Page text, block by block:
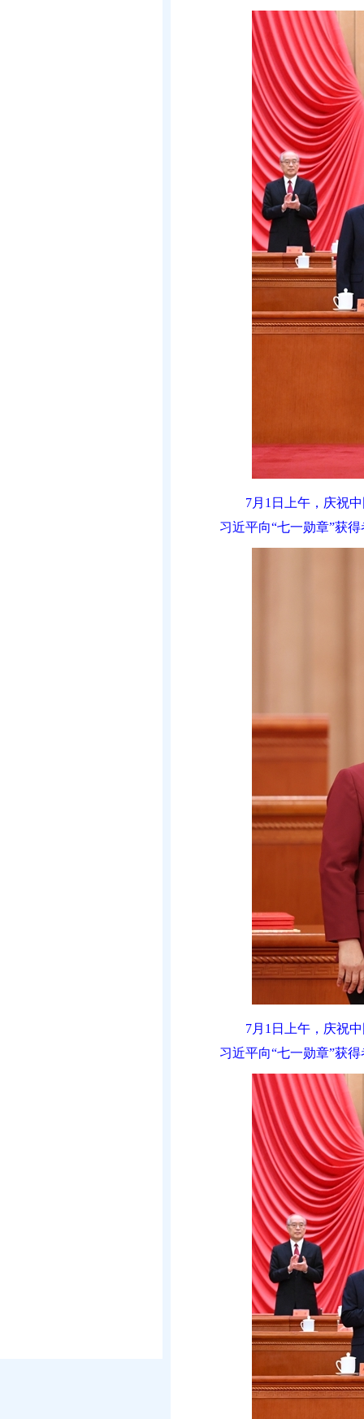
7月1日上午，庆祝
习近平向“七一勋章”获
7月1日上午，庆祝
习近平向“七一勋章”获